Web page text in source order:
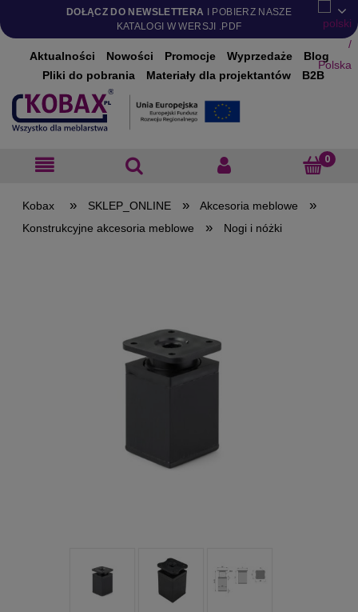
DOŁĄCZ DO NEWSLETTERA I POBIERZ NASZE
KATALOGI W WERSJI .PDF
Aktualności Nowości Promocje Wyprzedaże
Blog
Pliki do pobrania
Materiały dla projektantów B2B
» SKLEP_ONLINE » Akcesoria meblowe »
Konstrukcyjne akcesoria meblowe » Nogi i nóżki